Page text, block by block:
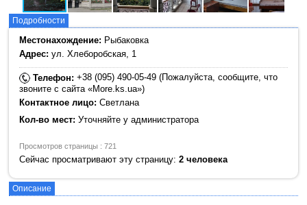
Подробности
Местонахождение: Рыбаковка
Адрес: ул. Хлеборобская, 1
Телефон:+38 (095) 490-05-49 (Пожалуйста, сообщите, что
звоните с сайта «More.ks.ua»)
Контактное лицо: Светлана
Кол-во мест: Уточняйте у администратора
Просмотров страницы : 721
Сейчас просматривают эту страницу:2 человека
Описание